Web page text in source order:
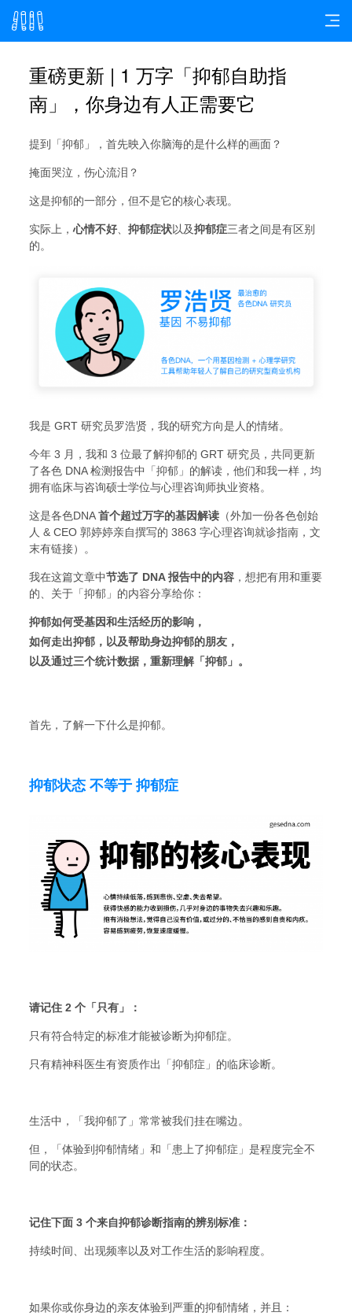
重磅更新 | 1 万字「抑郁自助指
南」，你身边有人正需要它
提到「抑郁」，首先映入你脑海的是什么样的画面？
掩面哭泣，伤心流泪？
这是抑郁的一部分，但不是它的核心表现。
实际上， 心情不好 抑郁症状以及抑郁症三者之间是有区别
的。
我是 GRT 研究员罗浩贤， 我的研究方向是人的情绪。
今年 3 月，我和 3 位最了解抑郁的 GRT 研究员，共同更新
了各色 DNA 检测报告中「抑郁」的解读，他们和我一样， 均
拥有临床与咨询硕士学位与心理咨询师执业资格。
这是各色DNA首个超过万字的基因解读 （外加一份各色创始
人 & CEO 郭婷婷亲自撰写的 3863 字心理咨询就诊指南，文
末有链接）。
我在这篇文章中节选了 DNA 报告中的内容 ，想把有用和重要
的、关于「抑郁」的内容分享给你 ：
抑郁如何受基因和生活经历的影响，
如何走出抑郁，以及帮助身边抑郁的朋友，
以及通过三个统计数据，重新理解「抑郁」。
首先，了解一下什么是抑郁。
抑郁状态 不等于抑郁症
请记住 2 个「只有」：
只有符合特定的标准才能被诊断为抑郁症。
只有精神科医生有资质作出「抑郁症」的临床诊断。
生活中，「我抑郁了」常常被我们挂在嘴边。
但，「体验到抑郁情绪」和「患上了抑郁症」是程度完全不
同的状态。
记住下面 3 个来自抑郁诊断指南的辨别标准：
持续时间、出现频率以及对工作生活的影响程度。
如果你或你身边的亲友体验到严重的抑郁情绪，并且：